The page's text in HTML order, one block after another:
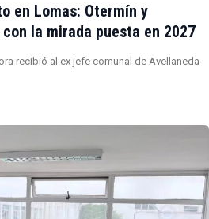
en Lomas: Otermín y
la mirada puesta en 2027
recibió al ex jefe comunal de Avellaneda